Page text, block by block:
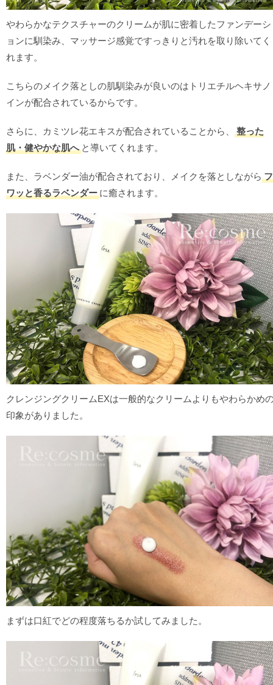
やわらかなテクスチャーのクリームが肌に密着したファンデーシ
ョンに馴染み、マッサージ感覚ですっきりと汚れを取り除いてく
れます。
こちらのメイク落としの肌馴染みが良いのはトリエチルヘキサノ
インが配合されているからです。
さらに、カミツレ花エキスが配合されていることから、
整った
肌・健やかな肌へ と導いてくれます。
また、ラベンダー油が配合されており、メイクを落としながら フ
ワッと香るラベンダー に癒されます。
クレンジングクリームEXは一般的なクリームよりもやわらかめ
印象がありました。
まずは口紅でどの程度落ちるか試してみました。